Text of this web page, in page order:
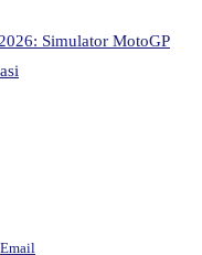
Simulator MotoGP
Email